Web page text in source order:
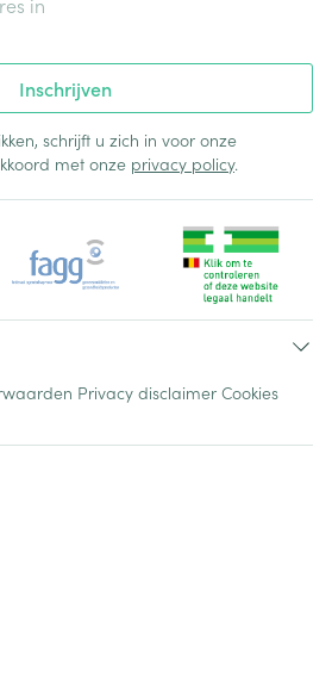
Inschrijven
schrijft u zich in voor onze
met onze privacy policy.
Privacy disclaimer Cookies